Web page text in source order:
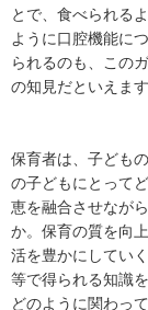
とで、食べられる
ように口腔機能に
られるのも、この
の知見だといえます
保育者は、子ども
の子どもにとって
恵を融合させなが
か。保育の質を向
活を豊かにしてい
等で得られる知識
どのように関わっ